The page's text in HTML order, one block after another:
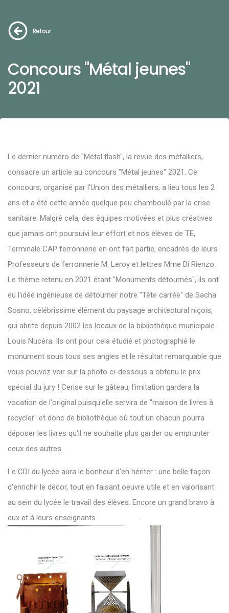
Retour
Concours "Métal jeunes"
2021
Le dernier numéro de "Métal flash", la revue des métalliers,
consacre un article au concours "Métal jeunes" 2021. Ce
concours, organisé par l'Union des métalliers, a lieu tous les 2
ans et a été cette année quelque peu chamboulé par la crise
sanitaire. Malgré cela, des équipes motivées et plus créatives
que jamais ont poursuivi leur effort et nos élèves de TE,
Terminale CAP ferronnerie en ont fait partie, encadrés de leurs
Professeurs de ferronnerie M. Leroy et lettres Mme Di Rienzo.
Le thème retenu en 2021 étant "Monuments détournés", ils ont
eu l'idée ingénieuse de détourner notre "Tête carrée" de Sacha
Sosno, célébrissime élément du paysage architectural niçois,
qui abrite depuis 2002 les locaux de la bibliothèque municipale
Louis Nucéra. Ils ont pour cela étudié et photographié le
monument sous tous ses angles et le résultat remarquable que
vous pouvez voir sur la photo ci-dessous a obtenu le prix
spécial du jury ! Cerise sur le gâteau, l'imitation gardera la
vocation de l'original puisqu'elle servira de "maison de livres à
recycler" et donc de bibliothèque où tout un chacun pourra
déposer les livres qu'il ne souhaite plus garder ou emprunter
ceux des autres.
Le CDI du lycée aura le bonheur d'en hériter : une belle façon
d'enrichir le décor, tout en faisant oeuvre utile et en valorisant
au sein du lycée le travail des élèves. Encore un grand bravo à
eux et à leurs enseignants .